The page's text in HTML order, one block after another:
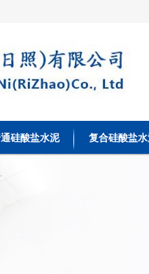
硅酸盐水泥 复合硅酸盐